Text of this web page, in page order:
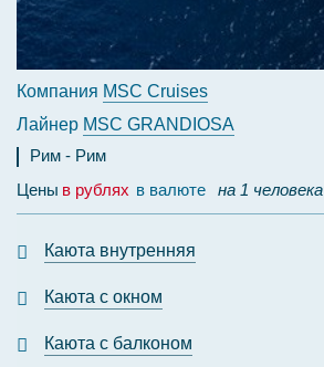
Компания MSC Cruises
Лайнер MSC GRANDIOSA
Рим
Рим
Цены в рублях в валюте на 1 человека
Каюта внутренняя
Каюта с окном
Каюта с балконом